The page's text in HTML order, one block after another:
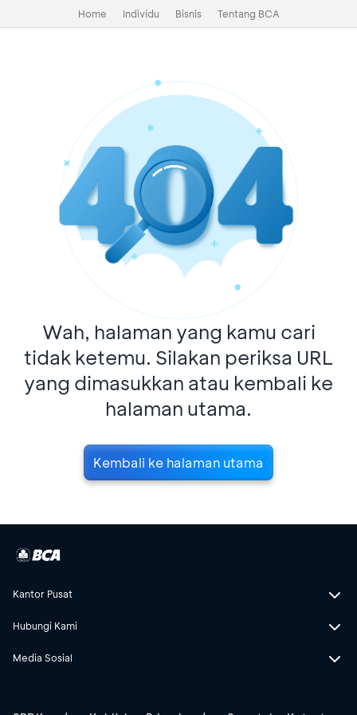
Home Individu Bisnis Tentang BCA
Wah, halaman yang kamu cari
tidak ketemu. Silakan periksa URL
yang dimasukkan atau kembali ke
halaman utama.
Kembali ke halaman utama
Kantor Pusat
Hubungi Kami
Media Sosial